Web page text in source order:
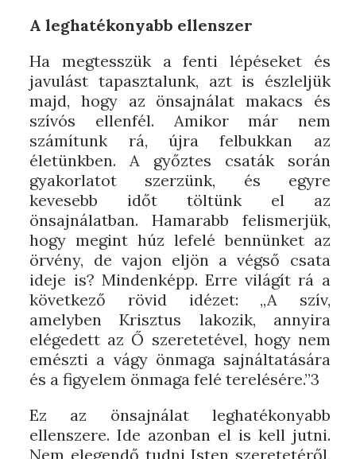
A leghatékonyabb ellenszer
Ha megtesszük a fenti lépéseket és
javulást tapasztalunk, azt is észleljük
majd, hogy az önsajnálat makacs és
szívós ellenfél. Amikor már nem
számítunk rá, újra felbukkan az
életünkben. A győztes csaták során
gyakorlatot szerzünk, és egyre
kevesebb időt töltünk el az
önsajnálatban. Hamarabb felismerjük,
hogy megint húz lefelé bennünket az
örvény, de vajon eljön a végső csata
ideje is? Mindenképp. Erre világít rá a
következő rövid idézet: „A szív,
amelyben Krisztus lakozik, annyira
elégedett az Ő szeretetével, hogy nem
emészti a vágy önmaga sajnáltatására
és a figyelem önmaga felé terelésére.”3
Ez az önsajnálat leghatékonyabb
ellenszere. Ide azonban el is kell jutni.
Nem elegendő tudni Isten szeretetéről,